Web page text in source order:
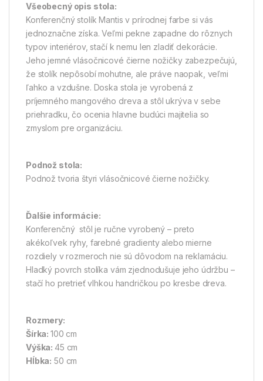
Všeobecný opis stola:
Konferenčný stolík Mantis v prírodnej farbe si vás
jednoznačne získa. Veľmi pekne zapadne do rôznych
typov interiérov, stačí k nemu len zladiť dekorácie.
Jeho jemné vlásočnicové čierne nožičky zabezpečujú,
že stolík nepôsobí mohutne, ale práve naopak, veľmi
ľahko a vzdušne. Doska stola je vyrobená z
príjemného mangového dreva a stôl ukrýva v sebe
priehradku, čo ocenia hlavne budúci majitelia so
zmyslom pre organizáciu.
Podnož stola:
Podnož tvoria štyri vlásočnicové čierne nožičky.
Ďalšie informácie:
Konferenčný stôl je ručne vyrobený – preto
akékoľvek ryhy, farebné gradienty alebo mierne
rozdiely v rozmeroch nie sú dôvodom na reklamáciu.
Hladký povrch stolíka vám zjednodušuje jeho údržbu –
stačí ho pretrieť vlhkou handričkou po kresbe dreva.
Rozmery:
Šírka:100 cm
Výška:45 cm
Hĺbka: 50 cm